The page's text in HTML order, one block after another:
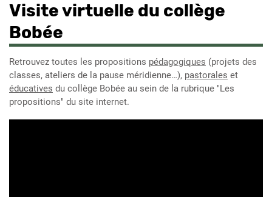
Visite virtuelle du collège
Bobée
Retrouvez toutes les propositions pédagogiques (projets des
classes, ateliers de la pause méridienne…), pastorales et
éducatives du collège Bobée au sein de la rubrique "Les
propositions" du site internet.